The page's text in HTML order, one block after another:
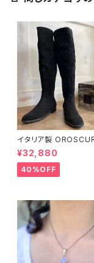
イタリア製
ード ブラック ロングブ
¥32,880
40%OFF